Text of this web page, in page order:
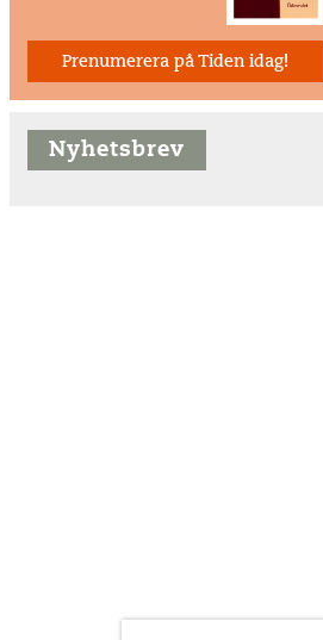
Prenumerera på Tiden idag!
Nyhetsbrev